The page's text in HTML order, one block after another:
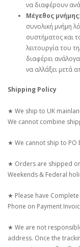
να διαφέρουν
Μέγεθος μνήμης
συνολική μνήμη
συστήματος και
λειτουργία του
διαφέρει
να αλλάξει μετά
Shipping Policy
★ We ship to UK
We cannot combine
★ We cannot ship to PO
★ Orders are shipped
Weekends & Federal
★ Please have
Phone on Payment
★ We are not
address. Once the